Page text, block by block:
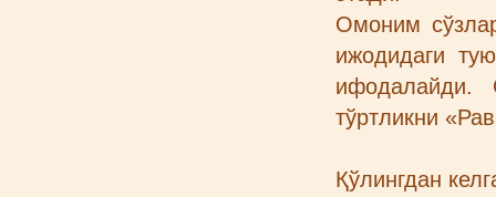
Омоним
ижодидаги
ифодалайди.
тўртликни
Қўлингдан